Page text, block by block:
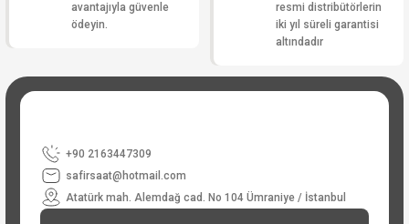
avantajıyla güvenle
ödeyin.
resmi distribütörlerin
iki yıl süreli garantisi
altındadır
+90 2163447309
safirsaat@hotmail.com
Atatürk mah. Alemdağ cad. No 104 Ümraniye / İstanbul